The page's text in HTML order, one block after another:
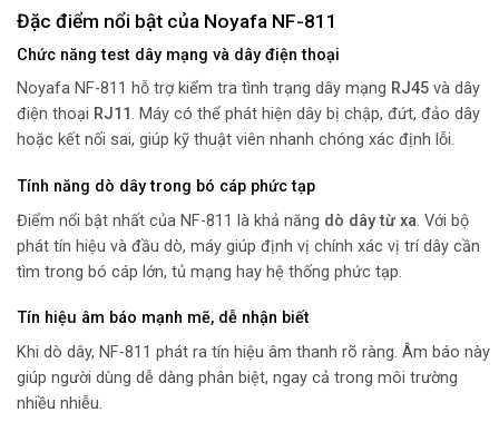
Đặc điểm nổi bật của Noyafa NF-811
Chức năng test dây mạng và dây điện thoại
Noyafa NF-811 hỗ trợ kiểm tra tình trạng dây mạng RJ45 và dây
điện thoại RJ11. Máy có thể phát hiện dây bị chập, đứt, đảo dây
hoặc kết nối sai, giúp kỹ thuật viên nhanh chóng xác định lỗi.
Tính năng dò dây trong bó cáp phức tạp
Điểm nổi bật nhất của NF-811 là khả năng dò dây từ xa. Với bộ
phát tín hiệu và đầu dò, máy giúp định vị chính xác vị trí dây cần
tìm trong bó cáp lớn, tủ mạng hay hệ thống phức tạp.
Tín hiệu âm báo mạnh mẽ, dễ nhận biết
Khi dò dây, NF-811 phát ra tín hiệu âm thanh rõ ràng. Âm báo này
giúp người dùng dễ dàng phân biệt, ngay cả trong môi trường
nhiều nhiễu.